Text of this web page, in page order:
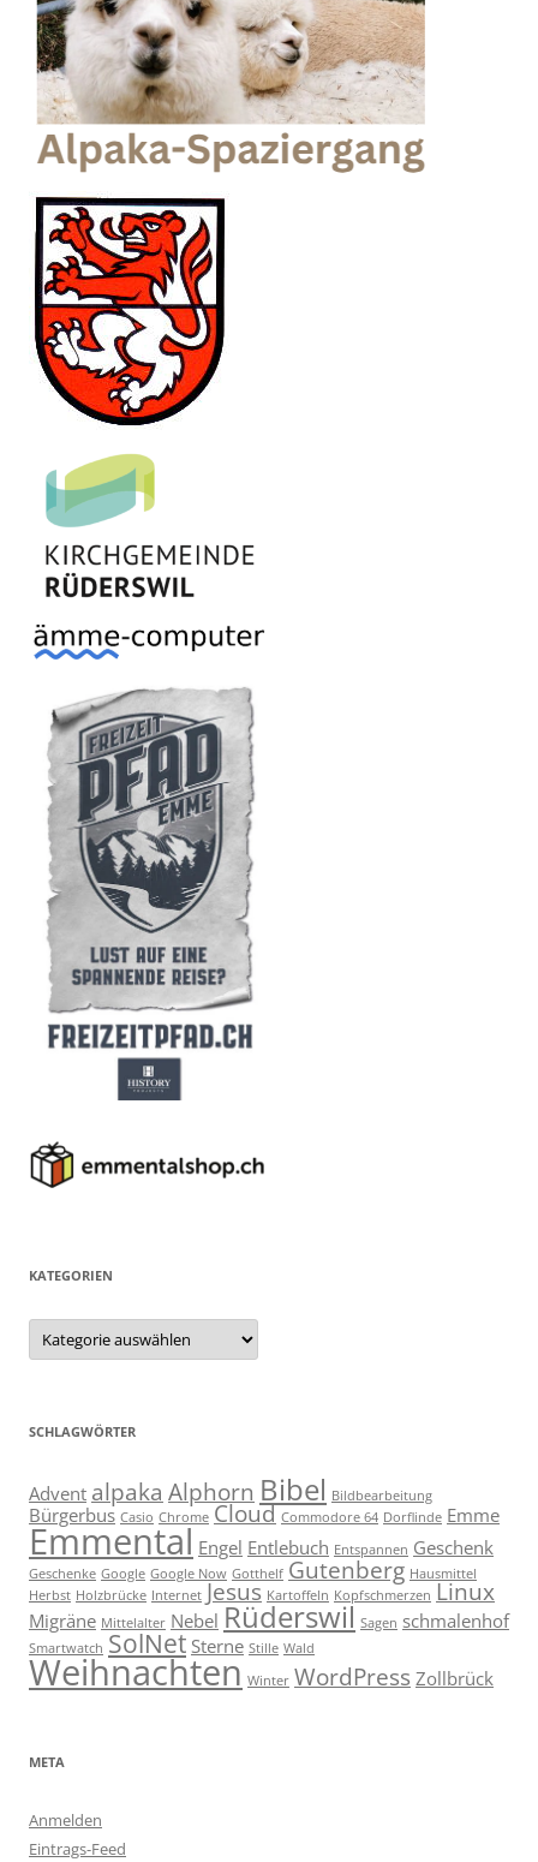
KATEGORIEN
Kategorien
SCHLAGWÖRTER
Advent alpaka Alphorn Bibel Bildbearbeitung
Bürgerbus Casio Chrome Cloud Commodore 64 Dorflinde Emme
Emmental Engel Entlebuch Entspannen Geschenk
Geschenke Google Google Now Gotthelf Gutenberg Hausmittel
Herbst Holzbrücke Internet Jesus Kartoffeln Kopfschmerzen Linux
Migräne Mittelalter Nebel Rüderswil Sagen schmalenhof
Smartwatch SolNet Sterne Stille Wald
Weihnachten Winter WordPress Zollbrück
META
Anmelden
Eintrags-Feed